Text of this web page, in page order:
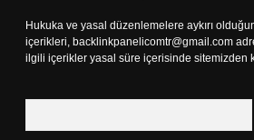
Hukuka ve yasal düzenlemelere aykırı
içerikleri, backlinkpanelicomtr@gmail.com
ilgili içerikler yasal süre içerisinde sitemizden